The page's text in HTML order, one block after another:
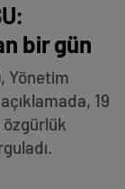
bir gün
Yönetim
19
özgürlük